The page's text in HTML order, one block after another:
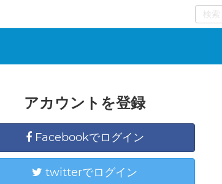
0
アカウントを登録
Facebookでログイン
twitterでログイン